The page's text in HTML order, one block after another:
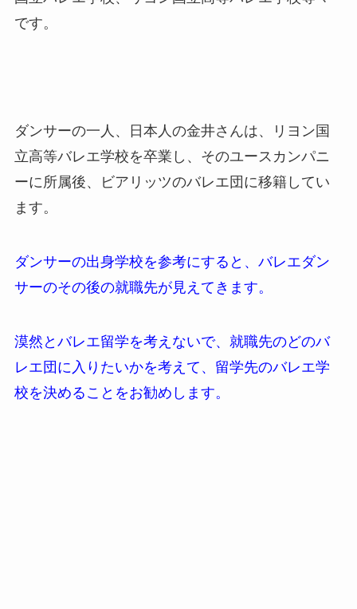
です。
ダンサーの一人、日本人の金井さんは、リヨン国
立高等バレエ学校を卒業し、そのユースカンパニ
ーに所属後、ビアリッツのバレエ団に移籍してい
ます。
ダンサーの出身学校を参考にすると、バレエダン
サーのその後の就職先が見えてきます。
漠然とバレエ留学を考えないで、就職先のどのバ
レエ団に入りたいかを考えて、留学先のバレエ学
校を決めることをお勧めします。